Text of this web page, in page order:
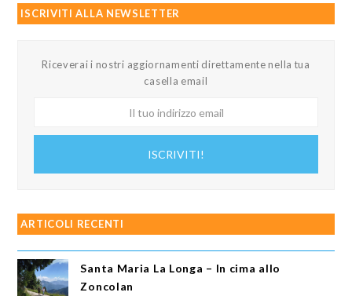
ISCRIVITI ALLA NEWSLETTER
Riceverai i nostri aggiornamenti direttamente nella tua
casella email
ISCRIVITI!
ARTICOLI RECENTI
Santa Maria La Longa – In cima allo
Zoncolan